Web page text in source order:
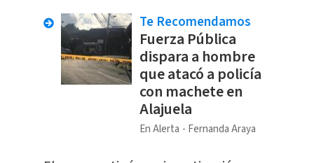
Te Recomendamos
Fuerza Pública
dispara a hombre
que atacó a policía
con machete en
Alajuela
En Alerta Fernanda Araya